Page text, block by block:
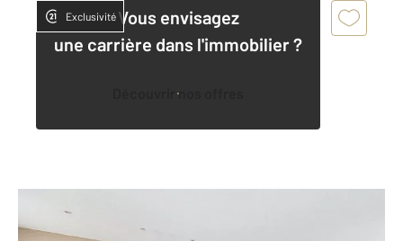
Vous envisagez
une carrière dans l'immobilier ?
Découvrir nos offres
Exclusivité
AGDE 34
102 m